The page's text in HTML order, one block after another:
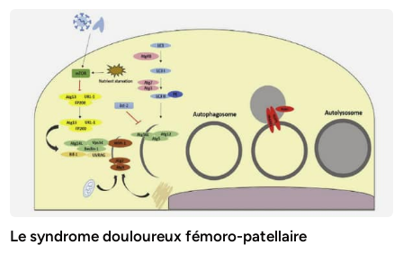
Le syndrome douloureux fémoro-patellaire